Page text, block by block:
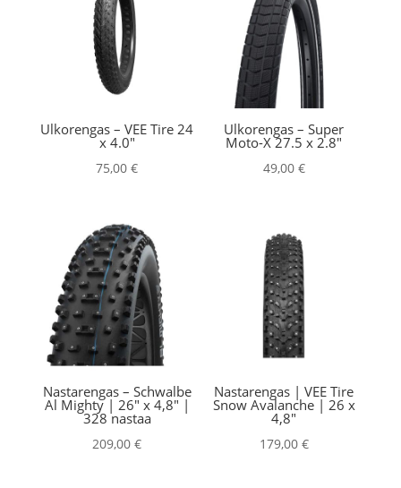
Ulkorengas – VEE Tire 24
x 4.0″
75,00€
Ulkorengas – Super
Moto-X 27.5 x 2.8″
49,00 €
Nastarengas – Schwalbe
Al Mighty | 26″ x 4,8″ |
328 nastaa
209,00€
Nastarengas | VEE Tire
Snow Avalanche | 26 x
4,8″
179,00 €